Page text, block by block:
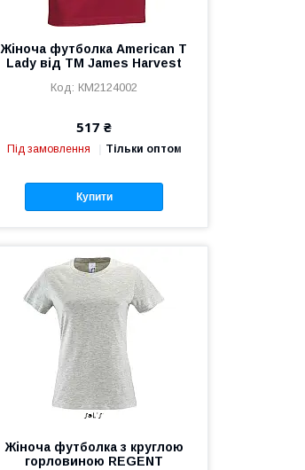
Жіноча футболка American T
Lady від ТМ James Harvest
КМ2124002
517 ₴
Під замовлення Тільки оптом
Купити
Жіноча футболка з круглою
горловиною REGENT